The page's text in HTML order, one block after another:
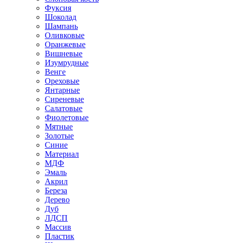
Фуксия
Шоколад
Шампань
Оливковые
Оранжевые
Вишневые
Изумрудные
Венге
Ореховые
Янтарные
Сиреневые
Салатовые
Фиолетовые
Мятные
Золотые
Синие
Материал
МДФ
Эмаль
Акрил
Береза
Дерево
Дуб
ЛДСП
Массив
Пластик